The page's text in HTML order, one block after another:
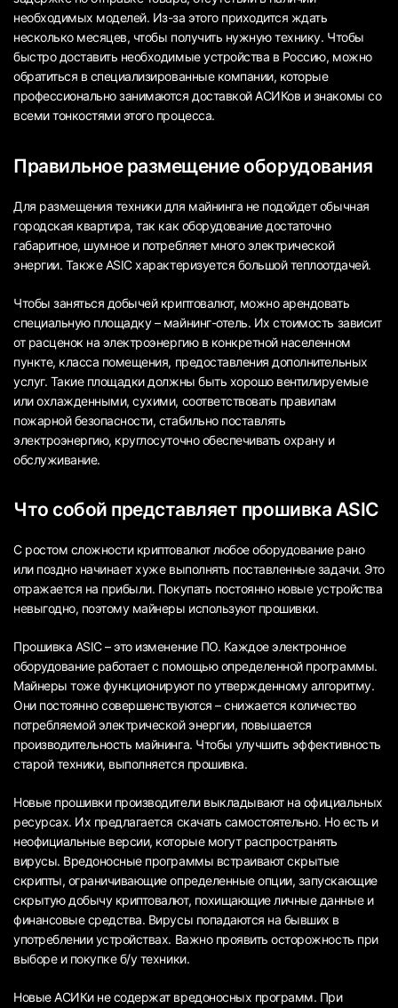
необходимых моделей. Из-за этого приходится ждать
несколько месяцев, чтобы получить нужную технику. Чтобы
быстро доставить необходимые устройства в Россию, можно
обратиться в специализированные компании, которые
профессионально занимаются доставкой АСИКов и знакомы со
всеми тонкостями этого процесса.
Правильное размещение оборудования
Для размещения техники для майнинга не подойдет обычная
городская квартира, так как оборудование достаточно
габаритное, шумное и потребляет много электрической
энергии. Также ASIC характеризуется большой теплоотдачей.
Чтобы заняться добычей криптовалют, можно арендовать
специальную площадку – майнинг-отель. Их стоимость зависит
от расценок на электроэнергию в конкретной населенном
пункте, класса помещения, предоставления дополнительных
услуг. Такие площадки должны быть хорошо вентилируемые
или охлажденными, сухими, соответствовать правилам
пожарной безопасности, стабильно поставлять
электроэнергию, круглосуточно обеспечивать охрану и
обслуживание.
Что собой представляет прошивка ASIC
С ростом сложности криптовалют любое оборудование рано
или поздно начинает хуже выполнять поставленные задачи. Это
отражается на прибыли. Покупать постоянно новые устройства
невыгодно, поэтому майнеры используют прошивки.
Прошивка ASIC – это изменение ПО. Каждое электронное
оборудование работает с помощью определенной программы.
Майнеры тоже функционируют по утвержденному алгоритму.
Они постоянно совершенствуются – снижается количество
потребляемой электрической энергии, повышается
производительность майнинга. Чтобы улучшить эффективность
старой техники, выполняется прошивка.
Новые прошивки производители выкладывают на официальных
ресурсах. Их предлагается скачать самостоятельно. Но есть и
неофициальные версии, которые могут распространять
вирусы. Вредоносные программы встраивают скрытые
скрипты, ограничивающие определенные опции, запускающие
скрытую добычу криптовалют, похищающие личные данные и
финансовые средства. Вирусы попадаются на бывших в
употреблении устройствах. Важно проявить осторожность при
выборе и покупке б/у техники.
Новые АСИКи не содержат вредоносных программ. При